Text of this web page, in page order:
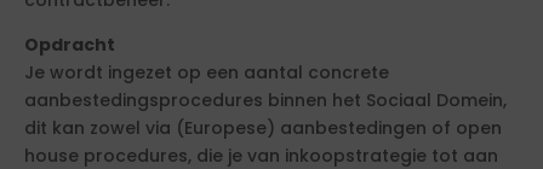
Opdracht
Je wordt ingezet op een aantal concrete
aanbestedingsprocedures binnen het Sociaal Domein,
dit kan zowel via (Europese) aanbestedingen of open
house procedures, die je van inkoopstrategie tot aan